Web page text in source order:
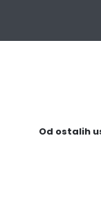
Od ostalih